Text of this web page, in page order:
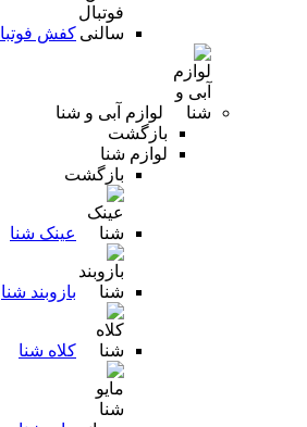
کفش
لوازم آبی و شنا
بازگشت
لوازم شنا
بازگشت
عینک شنا
بازوبند شنا
کلاه شنا